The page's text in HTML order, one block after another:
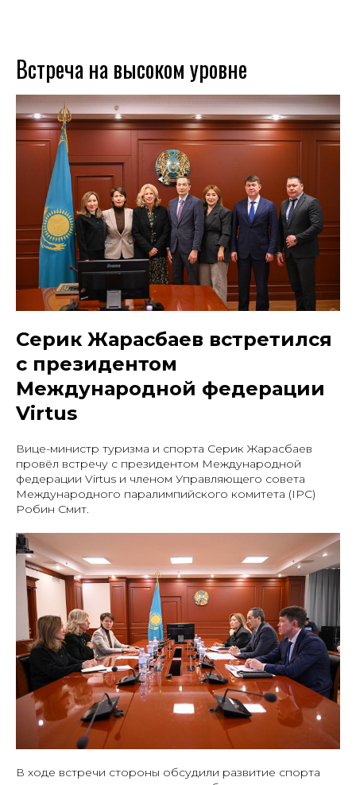
Встреча на высоком уровне
Серик Жарасбаев встретился
с президентом
Международной федерации
Virtus
Вице-министр туризма и спорта Серик Жарасбаев
провёл встречу с президентом Международной
федерации Virtus и членом Управляющего совета
Международного паралимпийского комитета (IPC)
Робин Смит.
В ходе встречи стороны обсудили развитие спорта